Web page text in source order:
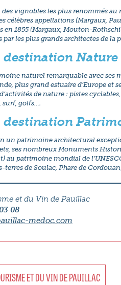
des vignobles les plus renommés
célèbres appellations (Margaux,
en 1855 (Margaux, Mouton-
par les plus grands architectes de la
destination Nature
naturel remarquable avec ses
plus grand estuaire d’Europe et
de nature : pistes
surf, golfs….
destination
un patrimoine architectural
ses nombreux Monuments
au patrimoine mondial de
de Soulac, Phare de
et du Vin de Pauillac
08
medoc.com
ET DU VIN DE PAUILLAC